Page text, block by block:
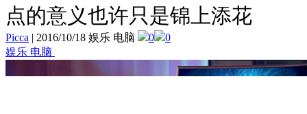
点的意义也许只是锦上添花
Picca | 2016/10/18 娱乐 电脑 0
0
娱乐 电脑